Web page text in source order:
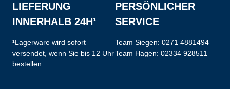
LIEFERUNG
INNERHALB 24H¹
¹Lagerware wird sofort
versendet, wenn Sie bis 12 Uhr
bestellen
PERSÖNLICHER
SERVICE
Team Siegen: 0271 4881494
Team Hagen: 02334 928511